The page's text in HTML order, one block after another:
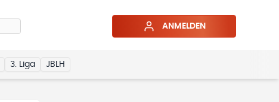
ANMELDEN
3. Liga JBLH